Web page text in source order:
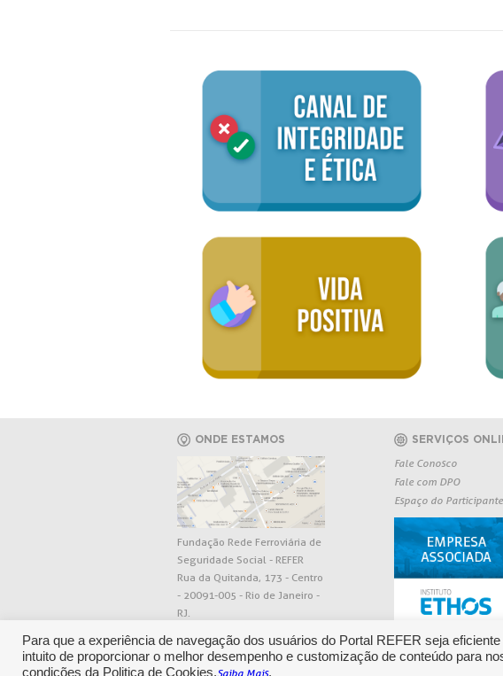
ONDE ESTAMOS
Fundação Rede Ferroviária de
Seguridade Social - REFER
Rua da Quitanda, 173 - Centro
- 20091-005 - Rio de Janeiro -
RJ.
SERVIÇOS
Fale Conosco
Fale com DPO
Espaço do Participante
Para que a experiência de navegação dos usuários do Portal REFER seja
intuito de proporcionar o melhor desempenho e customização de conteúdo para
condições da Politica de Cookies.Saiba Mais.